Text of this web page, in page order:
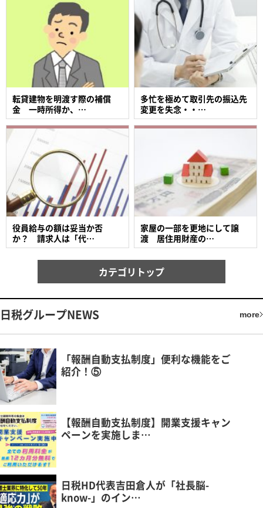
多忙を極めて取引先の振込先
変更を失念・・…
転貸建物を明渡す際の補償
金 一時所得か、…
家屋の一部を更地にして譲
渡 居住用財産の…
役員給与の額は妥当か否
か？ 請求人は「代…
カテゴリトップ
日税グループNEWS more
「報酬自動支払制度」便利な機能をご
紹介！⑤
【報酬自動支払制度】開業支援キャン
ペーンを実施しま…
日税HD代表吉田倉人が「社長脳-
know-」のイン…